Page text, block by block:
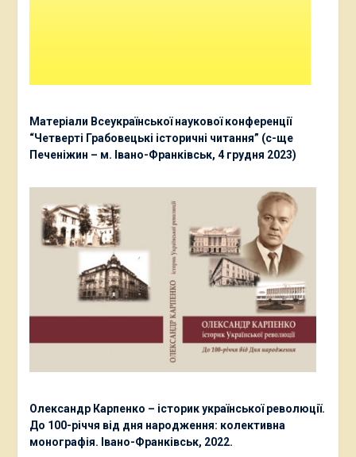
Матеріали Всеукраїнської наукової конференції
“Четверті Грабовецькі історичні читання” (с-ще
Печеніжин – м. Івано-Франківськ, 4 грудня 2023)
Олександр Карпенко – історик української революції.
До 100-річчя від дня народження: колективна
монографія. Івано-Франківськ, 2022.